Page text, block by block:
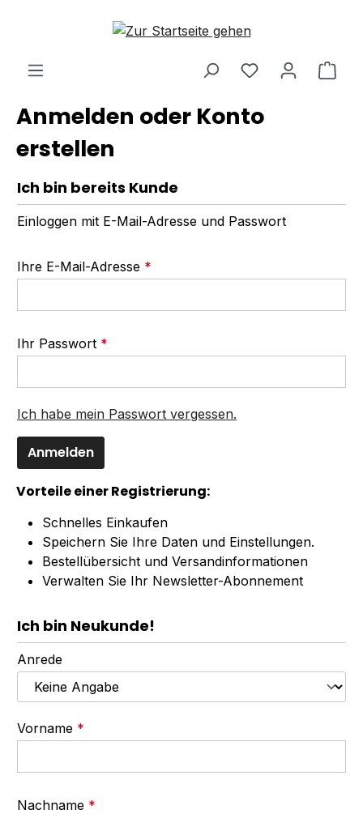
Zum Hauptinhalt springen
Anmelden oder Konto
erstellen
Ich bin bereits Kunde
Einloggen mit E-Mail-Adresse und Passwort
Ihre E-Mail-Adresse *
Ihr Passwort *
Ich habe mein Passwort vergessen.
Anmelden
Vorteile einer Registrierung:
Schnelles Einkaufen
Speichern Sie Ihre Daten und Einstellungen.
Bestellübersicht und Versandinformationen
Verwalten Sie Ihr Newsletter-Abonnement
Ich bin Neukunde!
Persönliche Informationen
Anrede
Vorname *
Nachname *